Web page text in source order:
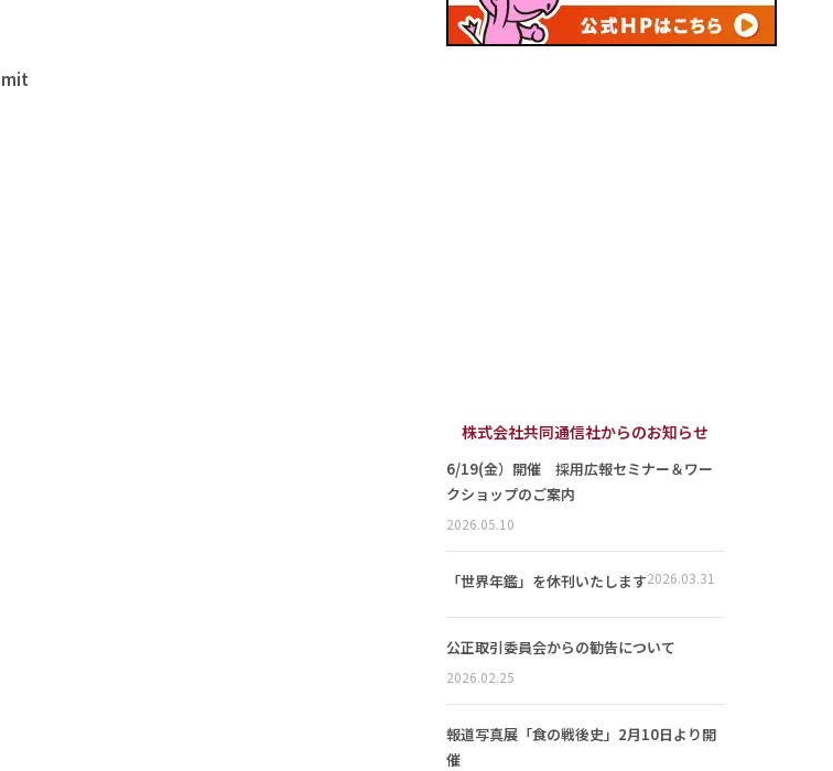
株式会社共同通信社からのお知らせ
6/19(金）開催 採用広報セミナー＆ワー
クショップのご案内
2026.05.10
「世界年鑑」を休刊いたします2026.03.31
公正取引委員会からの勧告について
2026.02.25
報道写真展「食の戦後史」2月10日より開
催